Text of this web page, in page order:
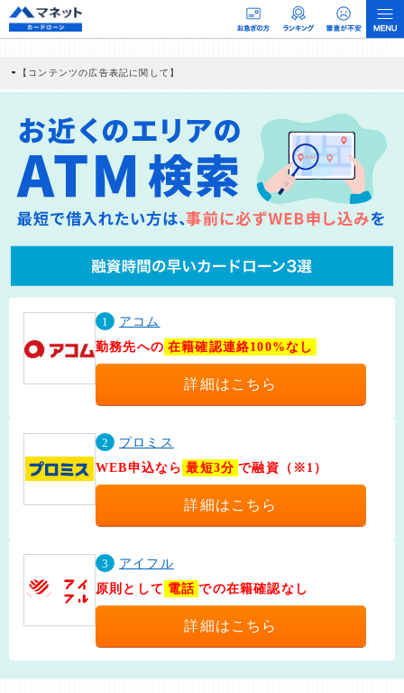
【コンテンツの広告表記に関して】
社に対して企業から紹介報酬が支払われるという収益モデルです。 ただし、特定の
商品を根拠なくPRするものではなく、当編集部の調査／ユーザーへの口コミ収集な
どに基づき、公平性を担保した情報提供を行っています。
>提携企業一覧
1
アコム
勤務先への 在籍確認連絡100%なし
詳細はこちら
2
プロミス
WEB申込なら 最短3分 で融資（※1）
詳細はこちら
3
アイフル
原則として 電話 での在籍確認なし
詳細はこちら